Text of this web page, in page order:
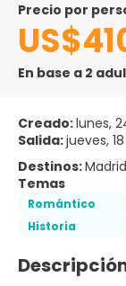
precio por
En base a 2
Creado:lunes,
Salida:jueves,
Destinos:
Temas
Romántico
Historia